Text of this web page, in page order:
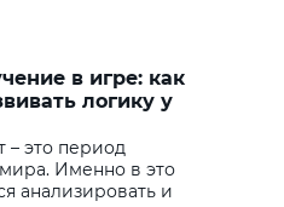
в игре: как
логику у
– это период
Именно в это
анализировать и